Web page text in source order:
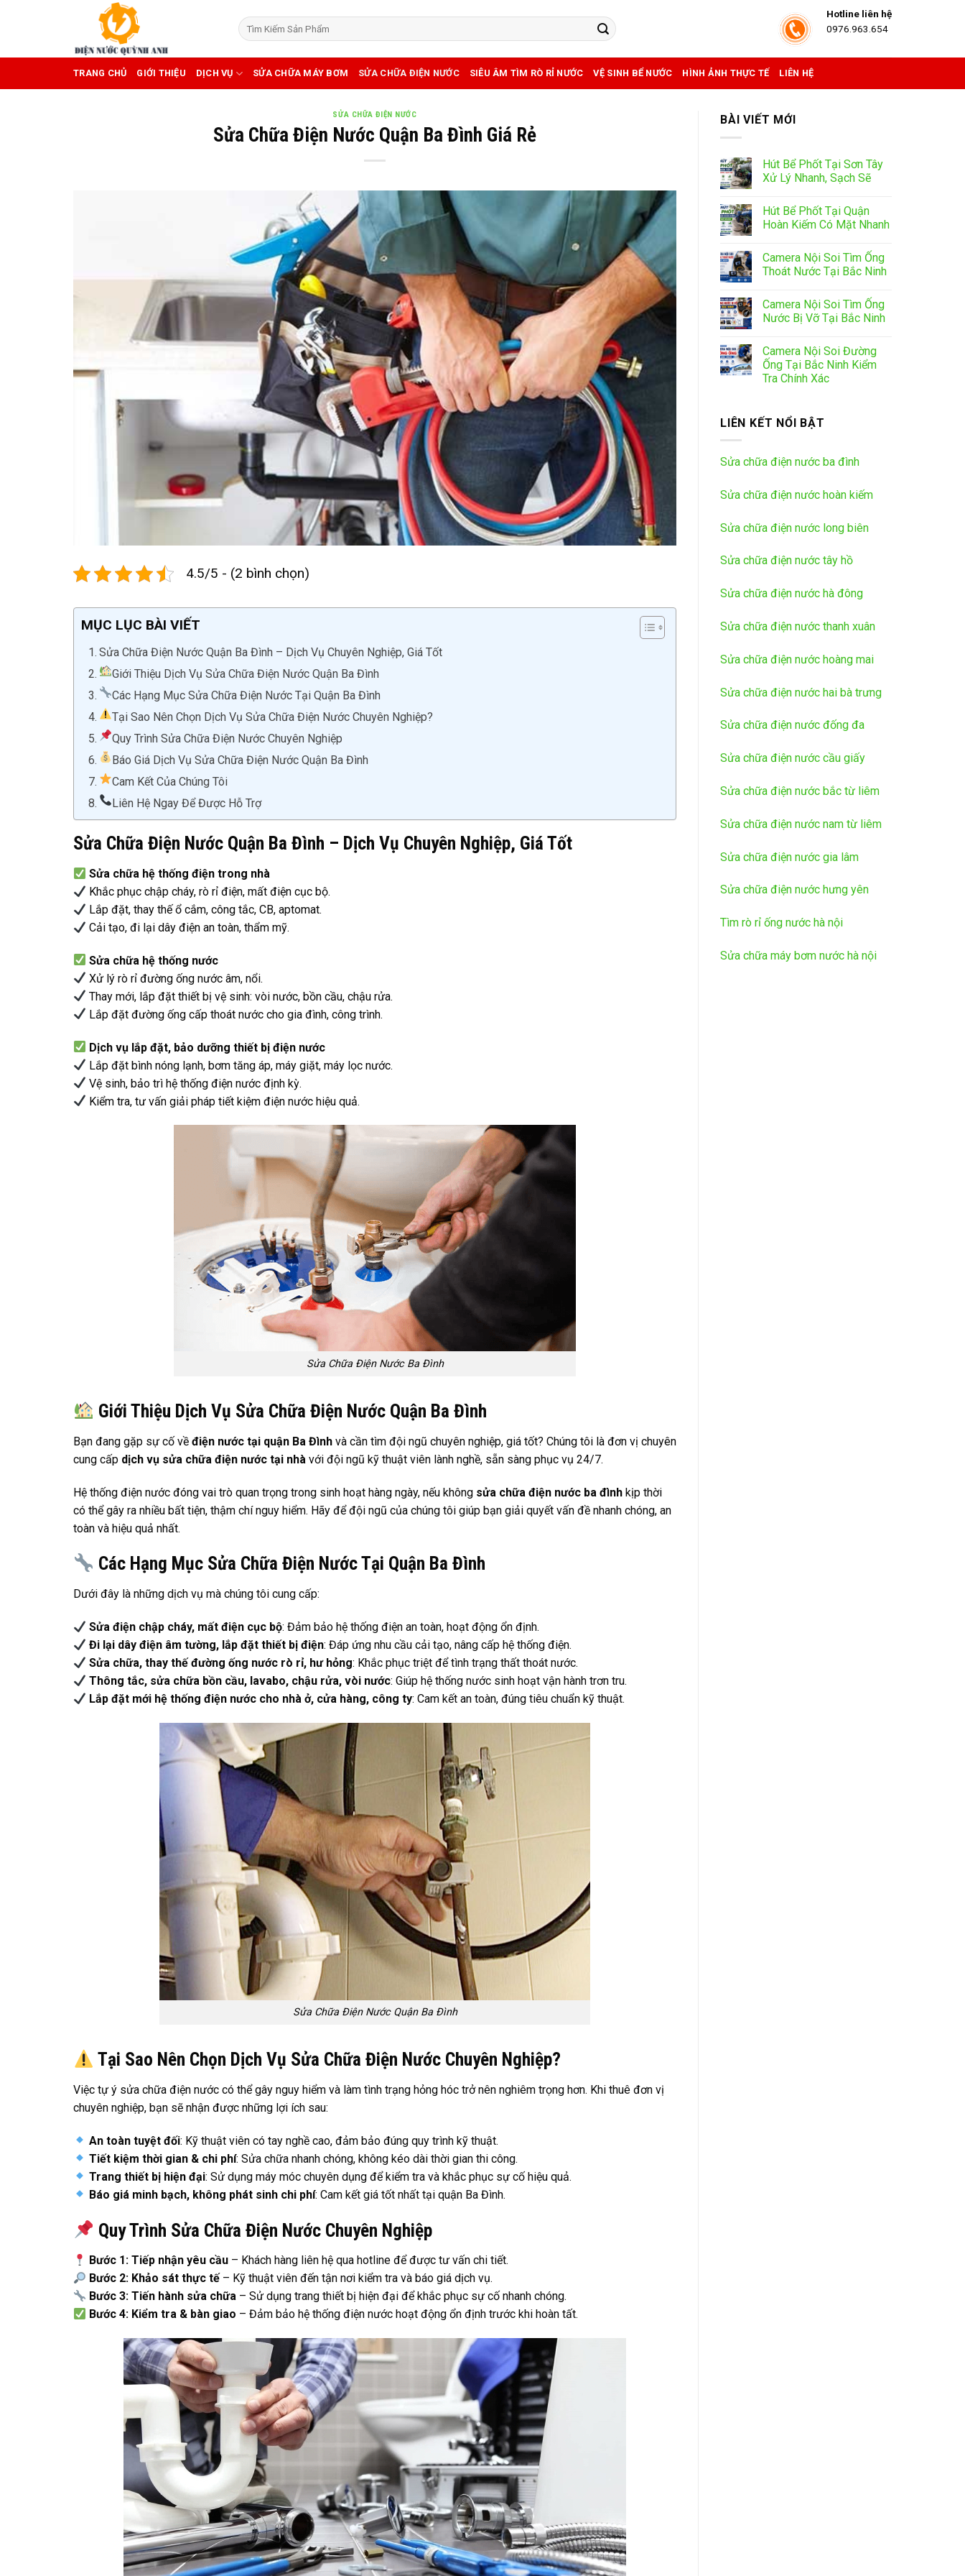
Hotline liên hệ
0976.963.654
TRANG CHỦ GIỚI THIỆU DỊCH VỤ SỬA CHỮA MÁY BƠM SỬA CHỮA ĐIỆN NƯỚC SIÊU ÂM TÌM RÒ RỈ NƯỚC VỆ SINH BỂ NƯỚC HÌNH ẢNH THỰC TẾ LIÊN HỆ
SỬA CHỮA ĐIỆN NƯỚC
Sửa Chữa Điện Nước Quận Ba Đình Giá Rẻ
4.5/5 - (2 bình chọn)
MỤC LỤC BÀI VIẾT
Sửa Chữa Điện Nước Quận Ba Đình – Dịch Vụ Chuyên Nghiệp, Giá Tốt
Giới Thiệu Dịch Vụ Sửa Chữa Điện Nước Quận Ba Đình
Các Hạng Mục Sửa Chữa Điện Nước Tại Quận Ba Đình
Tại Sao Nên Chọn Dịch Vụ Sửa Chữa Điện Nước Chuyên Nghiệp?
Quy Trình Sửa Chữa Điện Nước Chuyên Nghiệp
Báo Giá Dịch Vụ Sửa Chữa Điện Nước Quận Ba Đình
Cam Kết Của Chúng Tôi
Liên Hệ Ngay Để Được Hỗ Trợ
Sửa Chữa Điện Nước Quận Ba Đình – Dịch Vụ Chuyên Nghiệp, Giá Tốt
Sửa chữa hệ thống điện trong nhà
Khắc phục chập cháy, rò rỉ điện, mất điện cục bộ.
Lắp đặt, thay thế ổ cắm, công tắc, CB, aptomat.
Cải tạo, đi lại dây điện an toàn, thẩm mỹ.
Sửa chữa hệ thống nước
Xử lý rò rỉ đường ống nước âm, nổi.
Thay mới, lắp đặt thiết bị vệ sinh: vòi nước, bồn cầu, chậu rửa.
Lắp đặt đường ống cấp thoát nước cho gia đình, công trình.
Dịch vụ lắp đặt, bảo dưỡng thiết bị điện nước
Lắp đặt bình nóng lạnh, bơm tăng áp, máy giặt, máy lọc nước.
Vệ sinh, bảo trì hệ thống điện nước định kỳ.
Kiểm tra, tư vấn giải pháp tiết kiệm điện nước hiệu quả.
Sửa Chữa Điện Nước Ba Đình
Giới Thiệu Dịch Vụ Sửa Chữa Điện Nước Quận Ba Đình
Bạn đang gặp sự cố về điện nước tại quận Ba Đình và cần tìm đội ngũ chuyên nghiệp, giá tốt? Chúng tôi là đơn vị chuyên
cung cấp dịch vụ sửa chữa điện nước tại nhà với đội ngũ kỹ thuật viên lành nghề, sẵn sàng phục vụ 24/7.
Hệ thống điện nước đóng vai trò quan trọng trong sinh hoạt hàng ngày, nếu không sửa chữa điện nước ba đình kịp thời
có thể gây ra nhiều bất tiện, thậm chí nguy hiểm. Hãy để đội ngũ của chúng tôi giúp bạn giải quyết vấn đề nhanh chóng, an
toàn và hiệu quả nhất.
Các Hạng Mục Sửa Chữa Điện Nước Tại Quận Ba Đình
Dưới đây là những dịch vụ mà chúng tôi cung cấp:
Sửa điện chập cháy, mất điện cục bộ: Đảm bảo hệ thống điện an toàn, hoạt động ổn định.
Đi lại dây điện âm tường, lắp đặt thiết bị điện: Đáp ứng nhu cầu cải tạo, nâng cấp hệ thống điện.
Sửa chữa, thay thế đường ống nước rò rỉ, hư hỏng: Khắc phục triệt để tình trạng thất thoát nước.
Thông tắc, sửa chữa bồn cầu, lavabo, chậu rửa, vòi nước: Giúp hệ thống nước sinh hoạt vận hành trơn tru.
Lắp đặt mới hệ thống điện nước cho nhà ở, cửa hàng, công ty: Cam kết an toàn, đúng tiêu chuẩn kỹ thuật.
Sửa Chữa Điện Nước Quận Ba Đình
Tại Sao Nên Chọn Dịch Vụ Sửa Chữa Điện Nước Chuyên Nghiệp?
Việc tự ý sửa chữa điện nước có thể gây nguy hiểm và làm tình trạng hỏng hóc trở nên nghiêm trọng hơn. Khi thuê đơn vị
chuyên nghiệp, bạn sẽ nhận được những lợi ích sau:
An toàn tuyệt đối: Kỹ thuật viên có tay nghề cao, đảm bảo đúng quy trình kỹ thuật.
Tiết kiệm thời gian & chi phí: Sửa chữa nhanh chóng, không kéo dài thời gian thi công.
Trang thiết bị hiện đại: Sử dụng máy móc chuyên dụng để kiểm tra và khắc phục sự cố hiệu quả.
Báo giá minh bạch, không phát sinh chi phí: Cam kết giá tốt nhất tại quận Ba Đình.
Quy Trình Sửa Chữa Điện Nước Chuyên Nghiệp
Bước 1: Tiếp nhận yêu cầu – Khách hàng liên hệ qua hotline để được tư vấn chi tiết.
Bước 2: Khảo sát thực tế – Kỹ thuật viên đến tận nơi kiểm tra và báo giá dịch vụ.
Bước 3: Tiến hành sửa chữa – Sử dụng trang thiết bị hiện đại để khắc phục sự cố nhanh chóng.
Bước 4: Kiểm tra & bàn giao – Đảm bảo hệ thống điện nước hoạt động ổn định trước khi hoàn tất.
BÀI VIẾT MỚI
Hút Bể Phốt Tại Sơn Tây
Xử Lý Nhanh, Sạch Sẽ
Hút Bể Phốt Tại Quận
Hoàn Kiếm Có Mặt Nhanh
Camera Nội Soi Tìm Ống
Thoát Nước Tại Bắc Ninh
Camera Nội Soi Tìm Ống
Nước Bị Vỡ Tại Bắc Ninh
Camera Nội Soi Đường
Ống Tại Bắc Ninh Kiểm
Tra Chính Xác
LIÊN KẾT NỔI BẬT
Sửa chữa điện nước ba đình
Sửa chữa điện nước hoàn kiếm
Sửa chữa điện nước long biên
Sửa chữa điện nước tây hồ
Sửa chữa điện nước hà đông
Sửa chữa điện nước thanh xuân
Sửa chữa điện nước hoàng mai
Sửa chữa điện nước hai bà trưng
Sửa chữa điện nước đống đa
Sửa chữa điện nước cầu giấy
Sửa chữa điện nước bắc từ liêm
Sửa chữa điện nước nam từ liêm
Sửa chữa điện nước gia lâm
Sửa chữa điện nước hưng yên
Tìm rò rỉ ống nước hà nội
Sửa chữa máy bơm nước hà nội